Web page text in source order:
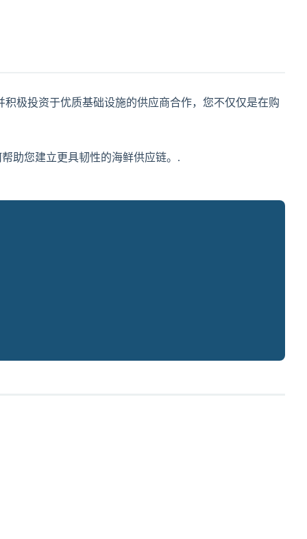
极投资于优质基础设施的供应商合作，您不仅仅是在购
助您建立更具韧性的海鲜供应链。.